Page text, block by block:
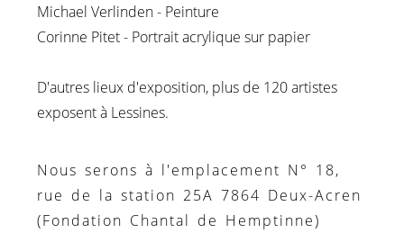
Michael Verlinden - Peinture
Corinne Pitet - Portrait acrylique sur papier
D'autres lieux d'exposition, plus de 120 artistes
exposent à Lessines.
Nous serons à l'emplacement N° 18,
rue de la station 25A 7864 Deux-Acren
(Fondation Chantal de Hemptinne)